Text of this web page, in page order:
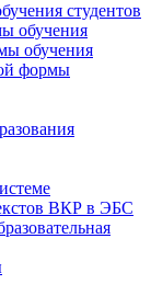
студентов
обучения
обучения
формы
ВКР в ЭБС